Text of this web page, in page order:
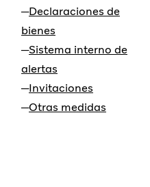
Declaraciones de
bienes
Sistema interno de
alertas
Invitaciones
Otras medidas